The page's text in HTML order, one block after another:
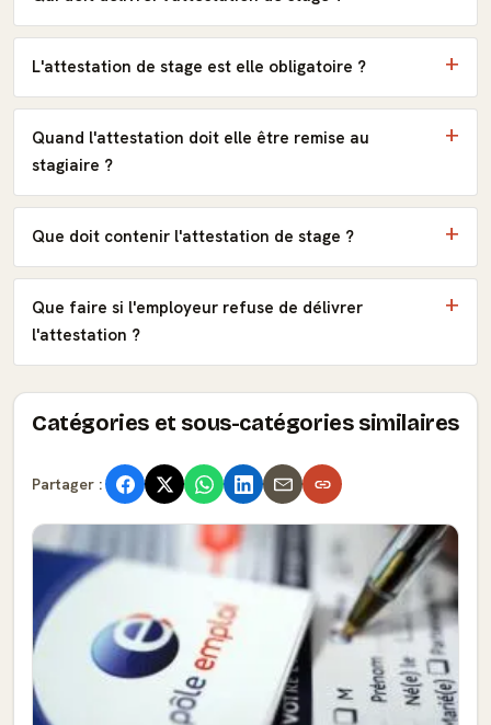
L'attestation de stage est elle obligatoire ?
Quand l'attestation doit elle être remise au
stagiaire ?
Que doit contenir l'attestation de stage ?
Que faire si l'employeur refuse de délivrer
l'attestation ?
Catégories et sous-catégories similaires
Partager :